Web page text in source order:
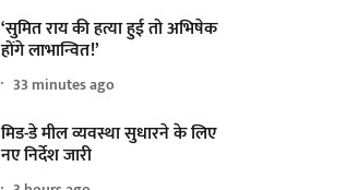
‘सुमित राय की हत्या हुई तो अभिषेक
होंगे लाभान्वित!’
33 minutes ago
मिड-डे मील व्यवस्था सुधारने के लिए
नए निर्देश जारी